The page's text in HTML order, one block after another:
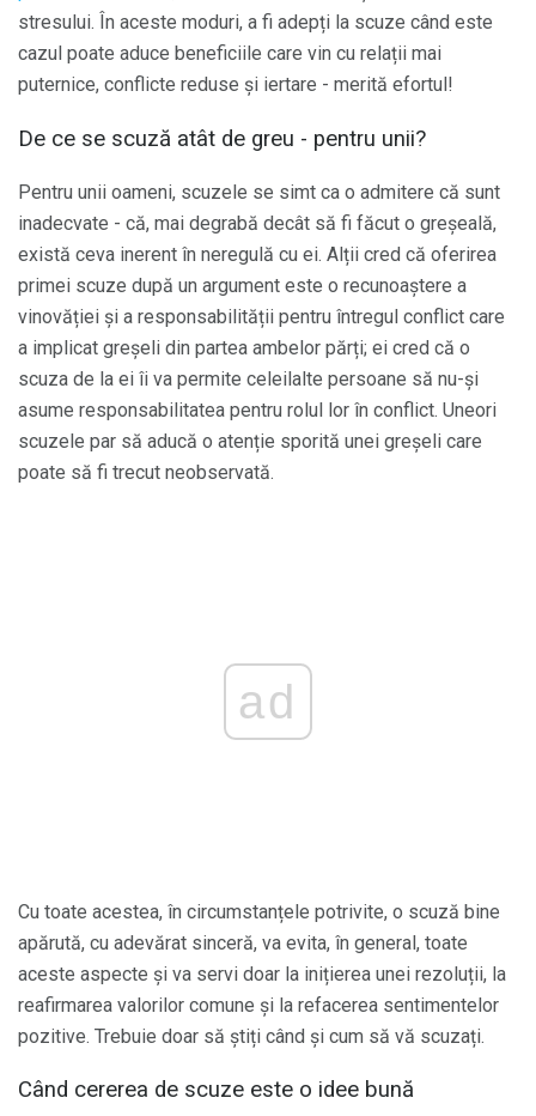
stresului. În aceste moduri, a fi adepți la scuze când este
cazul poate aduce beneficiile care vin cu relații mai
puternice, conflicte reduse și iertare - merită efortul!
De ce se scuză atât de greu - pentru unii?
Pentru unii oameni, scuzele se simt ca o admitere că sunt
inadecvate - că, mai degrabă decât să fi făcut o greșeală,
există ceva inerent în neregulă cu ei. Alții cred că oferirea
primei scuze după un argument este o recunoaștere a
vinovăției și a responsabilității pentru întregul conflict care
a implicat greșeli din partea ambelor părți; ei cred că o
scuza de la ei îi va permite celeilalte persoane să nu-și
asume responsabilitatea pentru rolul lor în conflict. Uneori
scuzele par să aducă o atenție sporită unei greșeli care
poate să fi trecut neobservată.
ad
Cu toate acestea, în circumstanțele potrivite, o scuză bine
apărută, cu adevărat sinceră, va evita, în general, toate
aceste aspecte și va servi doar la inițierea unei rezoluții, la
reafirmarea valorilor comune și la refacerea sentimentelor
pozitive. Trebuie doar să știți când și cum să vă scuzați.
Când cererea de scuze este o idee bună